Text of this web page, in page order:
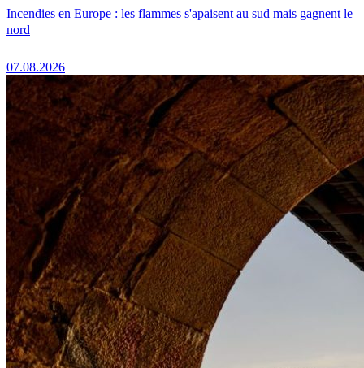
Incendies en Europe : les flammes s'apaisent au sud mais gagnent le
nord
07.08.2026